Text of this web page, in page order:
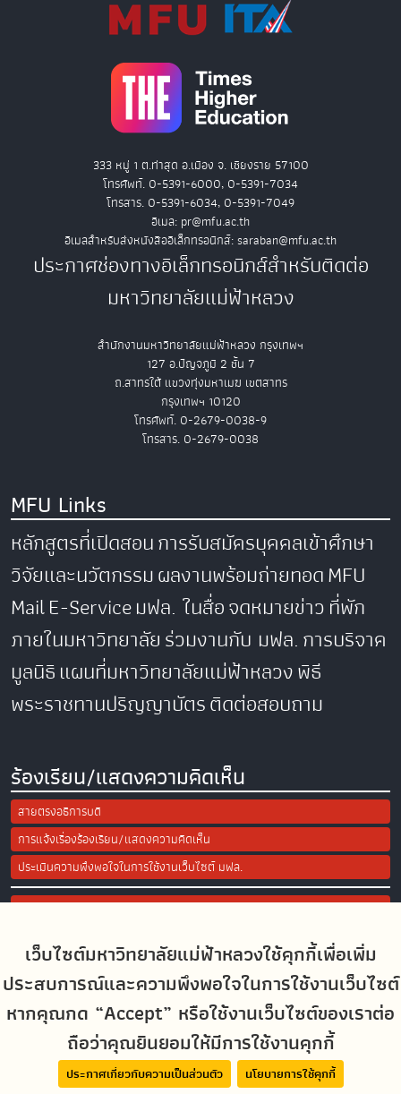
เว็บไซต์มหาวิทยาลัยแม่ฟ้าหลวงใช้คุกกี้เพื่อเพิ่ม
ประสบการณ์และความพึงพอใจในการใช้งานเว็บไซต์
หากคุณกด “Accept” หรือใช้งานเว็บไซต์ของเราต่อ
ถือว่าคุณยินยอมให้มีการใช้งานคุกกี้
ประกาศเกี่ยวกับความเป็นส่วนตัว นโยบายการใช้คุกกี้
333 หมู่ 1 ต.ท่าสุด อ.เมือง จ. เชียงราย 57100
โทรศัพท์. 0-5391-6000, 0-5391-7034
โทรสาร. 0-5391-6034, 0-5391-7049
อีเมล: pr@mfu.ac.th
อีเมลสำหรับส่งหนังสืออิเล็กทรอนิกส์: saraban@mfu.ac.th
ประกาศช่องทางอิเล็กทรอนิกส์สำหรับติดต่อ
มหาวิทยาลัยแม่ฟ้าหลวง
สำนักงานมหาวิทยาลัยแม่ฟ้าหลวง กรุงเทพฯ
127 อ.ปัญจภูมิ 2 ชั้น 7
ถ.สาทรใต้ แขวงทุ่งมหาเมฆ เขตสาทร
กรุงเทพฯ 10120
โทรศัพท์. 0-2679-0038-9
โทรสาร. 0-2679-0038
MFU Links
หลักสูตรที่เปิดสอนการรับสมัครบุคคลเข้าศึกษา
วิจัยและนวัตกรรมผลงานพร้อมถ่ายทอดMFU
MailE-Serviceมฟล. ในสื่อจดหมายข่าวที่พัก
ภายในมหาวิทยาลัยร่วมงานกับ มฟล.การบริจาค
มูลนิธิแผนที่มหาวิทยาลัยแม่ฟ้าหลวงพิธี
พระราชทานปริญญาบัตรติดต่อสอบถาม
ร้องเรียน/แสดงความคิดเห็น
สายตรงอธิการบดี
การแจ้งเรื่องร้องเรียน/แสดงความคิดเห็น
ประเมินความพึงพอใจในการใช้งานเว็บไซต์ มฟล.
Site Map
Social Media
MFUconnect